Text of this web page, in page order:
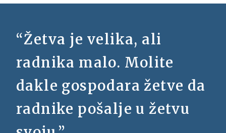
Upoznajte nas